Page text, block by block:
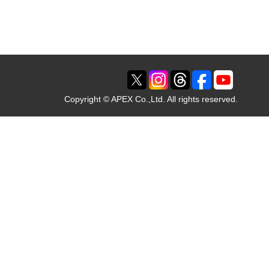
Copyright © APEX Co.,Ltd. All rights reserved.